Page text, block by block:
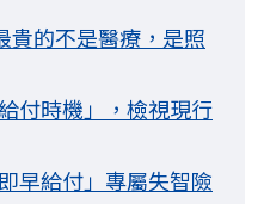
貴的不是醫療，是照
付時機」，檢視現行
早給付」專屬失智險